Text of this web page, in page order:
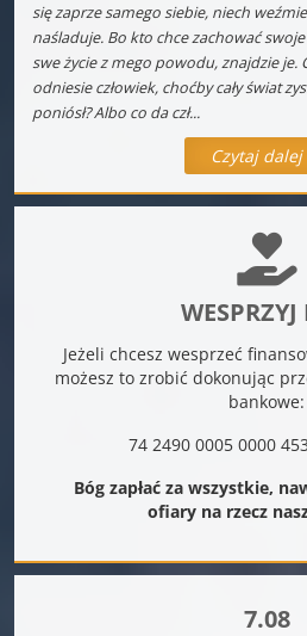
się zaprze samego siebie, niech
naśladuje. Bo kto chce zachować
swe życie z mego powodu, znajdzie je.
odniesie człowiek, choćby cały świat
poniósł? Albo co da czł...
Czytaj dalej
Jeżeli chcesz wesprzeć
możesz to zrobić dokonując
bankowe:
74 2490 0005 0000
Bóg zapłać za wszystkie,
ofiary na rzecz
7.08